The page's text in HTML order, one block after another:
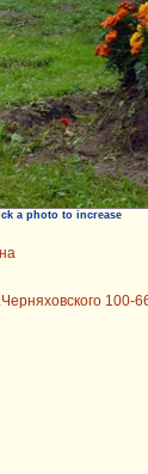
a photo to increase
100-